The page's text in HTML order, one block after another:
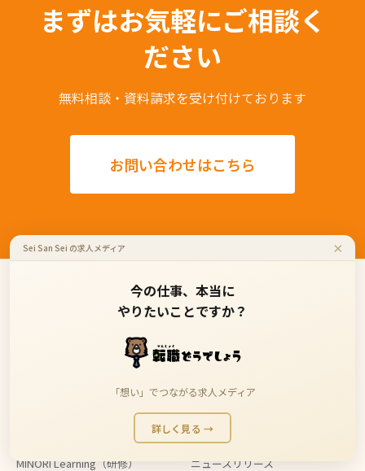
まずはお気軽にご相談く
ださい
無料相談・資料請求を受け付けております
お問い合わせはこちら
おいで安（Web制作）
MINORI Agent（人材紹介）
MINORI Learning（研修）
コンテンツ
生産性完全ガイド
業種別AI・DX活用ガイド
導入事例
ブログ
ニュースリリース
Sei San Sei の求人メディア ×
今の仕事、本当に
やりたいことですか？
「想い」でつながる求人メディア
詳しく見る →